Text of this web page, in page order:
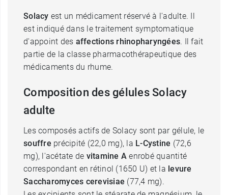
Solacy est un médicament réservé à l'adulte. Il
est indiqué dans le traitement symptomatique
d'appoint des affections rhinopharyngées. Il fait
partie de la classe pharmacothérapeutique des
médicaments du rhume.
Composition des gélules Solacy
adulte
Les composés actifs de Solacy sont par gélule, le
souffre précipité (22,0 mg), la L-Cystine (72,6
mg), l'acétate de vitamine A enrobé quantité
correspondant en rétinol (1650 U) et la levure
Saccharomyces cerevisiae (77,4 mg).